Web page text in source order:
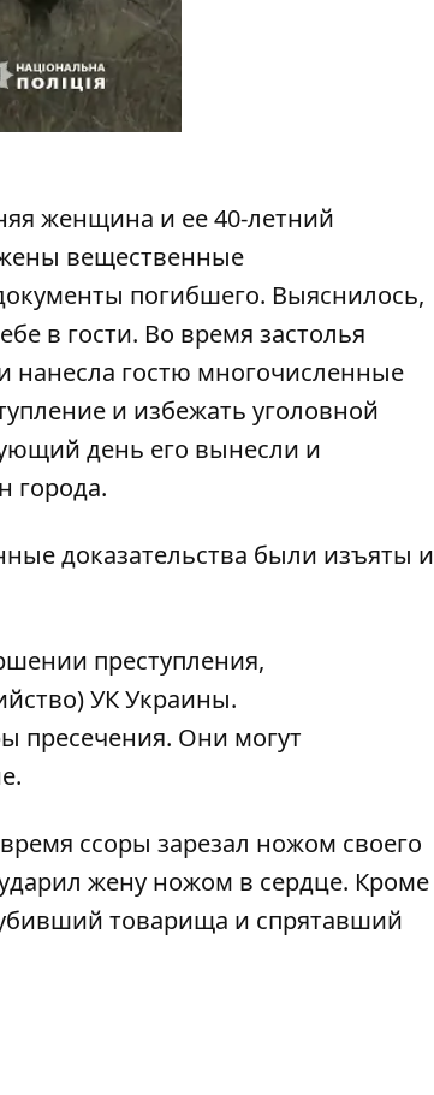
женщина и ее 40-летний
вещественные
погибшего. Выяснилось,
в гости. Во время застолья
гостю многочисленные
и избежать уголовной
день его вынесли и
города.
доказательства были изъяты и
преступления,
УК Украины.
пресечения. Они могут
ссоры зарезал ножом своего
жену ножом в сердце. Кроме
товарища и спрятавший